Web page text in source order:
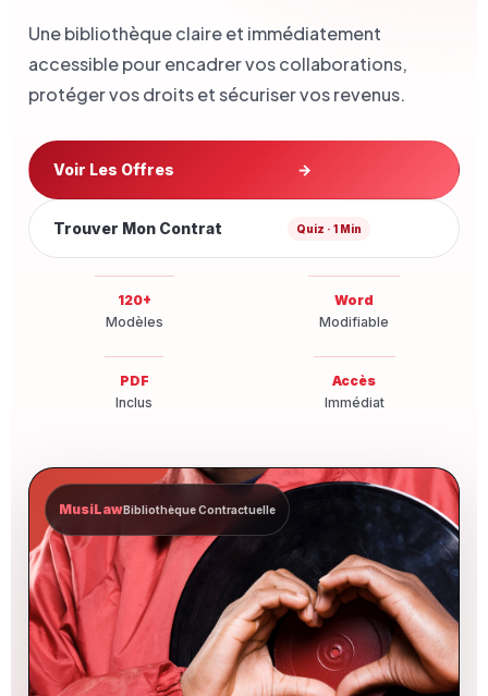
Une bibliothèque claire et immédiatement
accessible pour encadrer vos collaborations,
protéger vos droits et sécuriser vos revenus.
Voir Les Offres →
Trouver Mon Contrat Quiz · 1 Min
120+
Modèles
Word
Modifiable
PDF
Inclus
Accès
Immédiat
MusiLawBibliothèque Contractuelle